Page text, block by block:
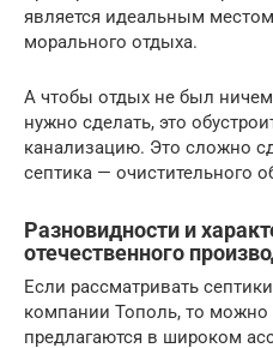
является идеальным
морального отдыха.
А чтобы отдых не был
нужно сделать, это
канализацию. Это сложно
септика — очистительного
Разновидности и
отечественного
Если рассматривать
компании Тополь, то можно
предлагаются в широком